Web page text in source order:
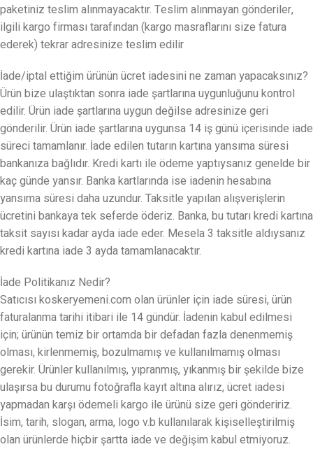
paketiniz teslim alınmayacaktır. Teslim alınmayan gönderiler,
ilgili kargo firması tarafından (kargo masraflarını size fatura
ederek) tekrar adresinize teslim edilir
İade/iptal ettiğim ürünün ücret iadesini ne zaman yapacaksınız?
Ürün bize ulaştıktan sonra iade şartlarına uygunluğunu kontrol
edilir. Ürün iade şartlarına uygun değilse adresinize geri
gönderilir. Ürün iade şartlarına uygunsa 14 iş günü içerisinde iade
süreci tamamlanır. İade edilen tutarın kartına yansıma süresi
bankanıza bağlıdır. Kredi kartı ile ödeme yaptıysanız genelde bir
kaç günde yansır. Banka kartlarında ise iadenin hesabına
yansıma süresi daha uzundur. Taksitle yapılan alışverişlerin
ücretini bankaya tek seferde öderiz. Banka, bu tutarı kredi kartına
taksit sayısı kadar ayda iade eder. Mesela 3 taksitle aldıysanız
kredi kartına iade 3 ayda tamamlanacaktır.
İade Politikanız Nedir?
Satıcısı koskeryemeni.com olan ürünler için iade süresi, ürün
faturalanma tarihi itibari ile 14 gündür. İadenin kabul edilmesi
için; ürünün temiz bir ortamda bir defadan fazla denenmemiş
olması, kirlenmemiş, bozulmamış ve kullanılmamış olması
gerekir. Ürünler kullanılmış, yıpranmış, yıkanmış bir şekilde bize
ulaşırsa bu durumu fotoğrafla kayıt altına alırız, ücret iadesi
yapmadan karşı ödemeli kargo ile ürünü size geri göndeririz.
İsim, tarih, slogan, arma, logo v.b kullanılarak kişiselleştirilmiş
olan ürünlerde hiçbir şartta iade ve değişim kabul etmiyoruz.